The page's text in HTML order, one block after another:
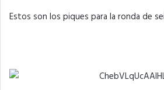
Estos son los piques para la ronda de